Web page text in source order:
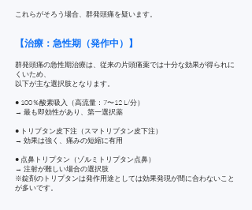
これらがそろう場合、群発頭痛を疑います。
【治療：急性期（発作中）】
群発頭痛の急性期治療は、従来の片頭痛薬では十分な効果が得られに
くいため、
以下が主な選択肢となります。
● 100％酸素吸入（高流量：7〜12 L/分）
→ 最も即効性があり、第一選択薬
● トリプタン皮下注（スマトリプタン皮下注）
→ 効果は強く、痛みの短縮に有用
● 点鼻トリプタン（ゾルミトリプタン点鼻）
→ 注射が難しい場合の選択肢
※錠剤のトリプタンは発作用途としては効果発現が間に合わないこと
が多いです。